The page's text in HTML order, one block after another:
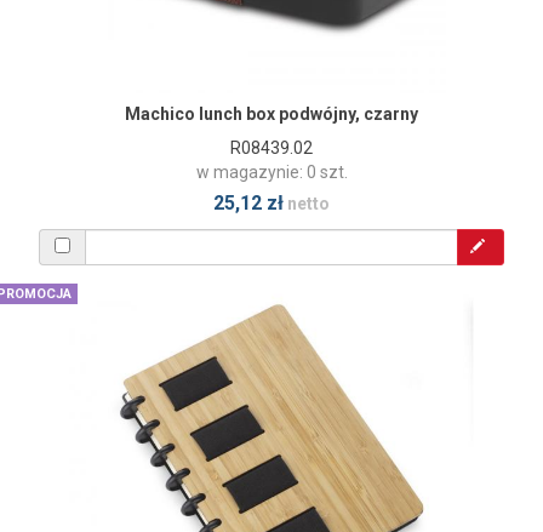
Machico lunch box podwójny, czarny
R08439.02
w magazynie: 0 szt.
25,12 zł netto